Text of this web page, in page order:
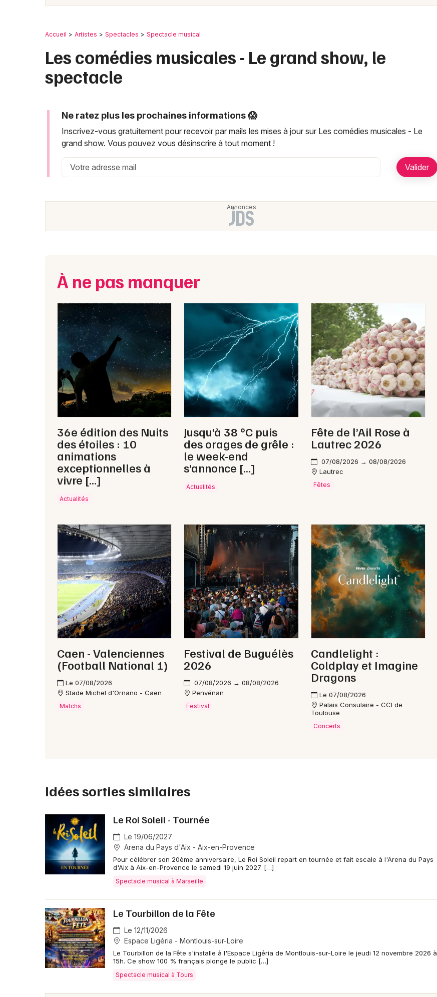
Sorties & loisirs
Artistes en tournée
Choisir mes départements
Mon email
Je m'abonne
Mulhouse
Nice
Toulouse
Toutes les villes
Accueil Artistes Spectacles Spectacle musical
Les comédies musicales - Le grand show, le
spectacle
Ne ratez plus les prochaines informations 😱
Inscrivez-vous gratuitement pour recevoir par mails les mises à jour sur Les comédies musicales - Le
grand show. Vous pouvez vous désinscrire à tout moment !
À ne pas manquer
36e édition des Nuits
des étoiles : 10
animations
exceptionnelles à
vivre […]
Actualités
Jusqu’à 38 °C puis
des orages de grêle :
le week-end
s’annonce […]
Actualités
Fête de l’Ail Rose à
Lautrec 2026
07/08/2026 → 08/08/2026
Lautrec
Fêtes
Caen - Valenciennes
(Football National 1)
Le 07/08/2026
Stade Michel d'Ornano - Caen
Matchs
Festival de Buguélès
2026
07/08/2026 → 08/08/2026
Penvénan
Festival
Candlelight :
Coldplay et Imagine
Dragons
Le 07/08/2026
Palais Consulaire - CCI de
Toulouse
Concerts
Idées sorties similaires
Le Roi Soleil - Tournée
Le 19/06/2027
Arena du Pays d'Aix - Aix-en-Provence
Pour célébrer son 20ème anniversaire, Le Roi Soleil repart en tournée et fait escale à l'Arena du Pays
d'Aix à Aix-en-Provence le samedi 19 juin 2027. […]
Spectacle musical à Marseille
Le Tourbillon de la Fête
Le 12/11/2026
Espace Ligéria - Montlouis-sur-Loire
Le Tourbillon de la Fête s'installe à l'Espace Ligéria de Montlouis-sur-Loire le jeudi 12 novembre 2026 à
15h. Ce show 100 % français plonge le public […]
Spectacle musical à Tours